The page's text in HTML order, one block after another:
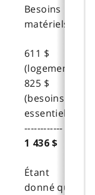
Besoins
matériels:
611 $
(logement)
825 $
(besoins
essentiels)
------------
1 436 $
Étant
donné que